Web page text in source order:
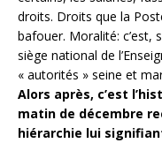
droits. Droits que la
bafouer. Moralité:
siège national de
« autorités » seine et
Alors après, c’est
matin de décembre
hiérarchie lui